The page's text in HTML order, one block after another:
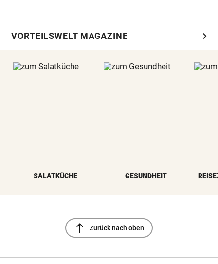
VORTEILSWELT MAGAZINE chevron_right
SALATKÜCHE GESUNDHEIT
north Zurück nach oben